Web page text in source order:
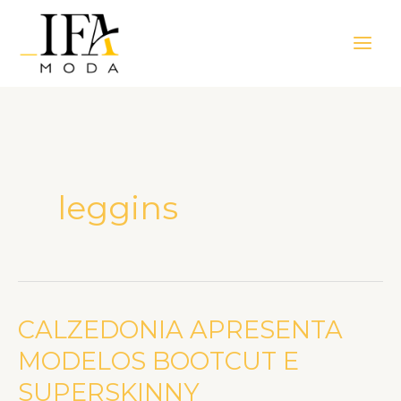
Menu
leggins
CALZEDONIA APRESENTA
MODELOS BOOTCUT E
SUPERSKINNY
CALZEDONIA
APRESENTA
MODELOS
BOOTCUT